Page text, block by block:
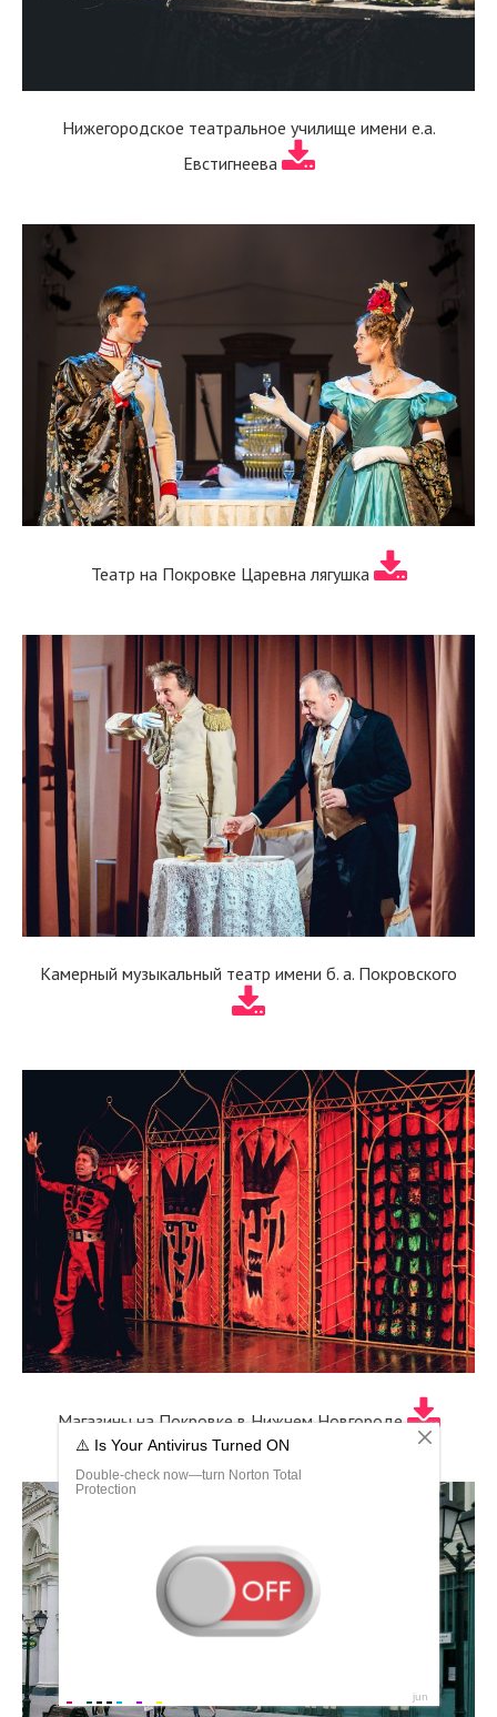
Нижегородское театральное училище имени е.а.
Евстигнеева
Театр на Покровке Царевна лягушка
Камерный музыкальный театр имени б. а. Покровского
Магазины на Покровке в Нижнем Новгороде